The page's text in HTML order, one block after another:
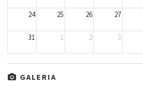
24 25 26 27
31 1 2 3
GALERIA